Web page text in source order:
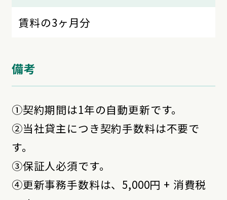
賃料の3ヶ月分
備考
①契約期間は1年の自動更新です。
②当社貸主につき契約手数料は不要で
す。
③保証人必須です。
④更新事務手数料は、5,000円 + 消費税